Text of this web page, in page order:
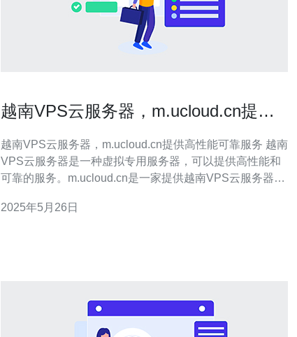
越南VPS云服务器，m.ucloud.cn提供
越南VPS云服务器，m.ucloud.cn提供高性能可靠服务 越南
VPS云服务器是一种虚拟专用服务器，可以提供高性能和
可靠的服务。m.ucloud.cn是一家提供越南VPS云服务器的
方案。 越南VPS云服务器在性能方面表现出色
2025年5月26日